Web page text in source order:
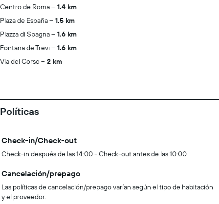
Centro de Roma
1.4 km
Plaza de España
1.5 km
Piazza di Spagna
1.6 km
Fontana de Trevi
1.6 km
Via del Corso
2 km
Políticas
Check-in/Check-out
Check-in después de las 14:00 - Check-out antes de las 10:00
Cancelación/prepago
Las políticas de cancelación/prepago varían según el tipo de habitación
y el proveedor.